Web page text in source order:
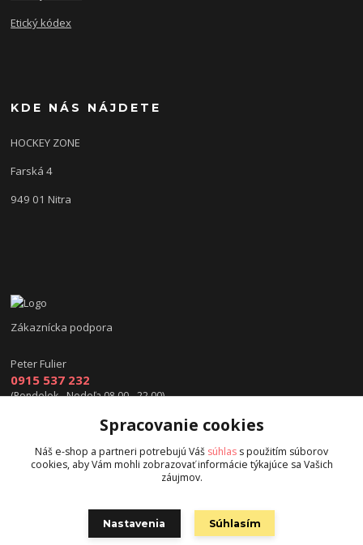
Etický kódex
KDE NÁS NÁJDETE
HOCKEY ZONE
Farská 4
949 01 Nitra
Zákaznícka podpora
Peter Fulier
0915 537 232
(Pondelok - Nedeľa 08.00 - 22.00)
info@hokejexpert.sk
Spracovanie cookies
Náš e-shop a partneri potrebujú Váš súhlas s použitím súborov
cookies, aby Vám mohli zobrazovať informácie týkajúce sa Vašich
záujmov.
Nastavenia Súhlasím